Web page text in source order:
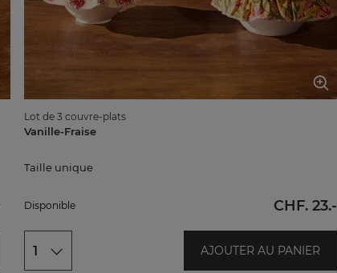
Lot de 3 couvre-plats
Vanille-Fraise
Taille unique
Disponible CHF. 23.-
1 AJOUTER AU PANIER